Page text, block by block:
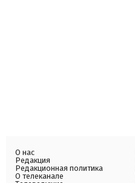
О нас
Редакция
Редакционная политика
О телеканале